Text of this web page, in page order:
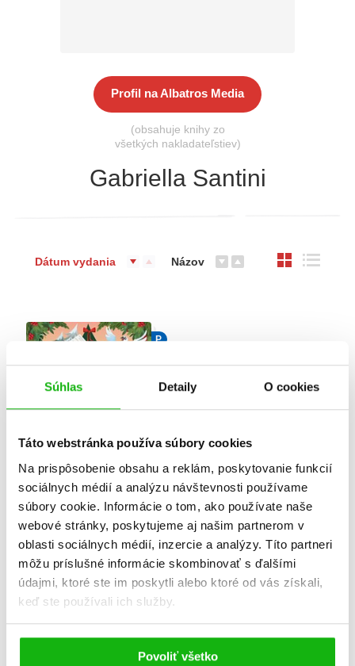
Súhlas Detaily O cookies
Táto webstránka používa súbory cookies
Na prispôsobenie obsahu a reklám, poskytovanie funkcií
sociálnych médií a analýzu návštevnosti používame
súbory cookie. Informácie o tom, ako používate naše
webové stránky, poskytujeme aj našim partnerom v
oblasti sociálnych médií, inzercie a analýzy. Títo partneri
môžu príslušné informácie skombinovať s ďalšími
údajmi, ktoré ste im poskytli alebo ktoré od vás získali,
keď ste používali ich služby.
Povoliť všetko
Profil na Albatros Media
(obsahuje knihy zo
všetkých nakladateľstiev)
Gabriella Santini
Dátum vydania Názov
P
Santove stratené
vianočné listy
Gabriella Santini
Celkom kníh: